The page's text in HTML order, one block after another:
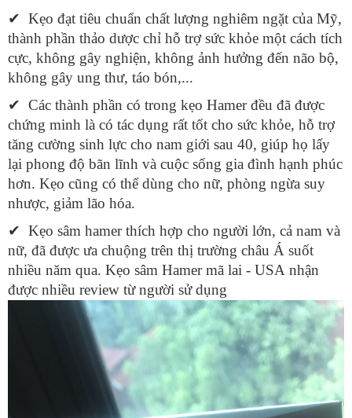
✔ Kẹo đạt tiêu chuẩn chất lượng nghiêm ngặt của Mỹ,
thành phần thảo dược chỉ hỗ trợ sức khỏe một cách tích
cực, không gây nghiện, không ảnh hưởng đến não bộ,
không gây ung thư, táo bón,...
✔ Các thành phần có trong kẹo Hamer đều đã được
chứng minh là có tác dụng rất tốt cho sức khỏe, hỗ trợ
tăng cường sinh lực cho nam giới sau 40, giúp họ lấy
lại phong độ bãn lĩnh và cuộc sống gia đình hạnh phúc
hơn. Kẹo cũng có thể dùng cho nữ, phòng ngừa suy
nhược, giảm lão hóa.
✔ Kẹo sâm hamer thích hợp cho người lớn, cả nam và
nữ, đã được ưa chuộng trên thị trường châu Á suốt
nhiều năm qua. Kẹo sâm Hamer mã lai - USA nhận
được nhiều review từ người sử dụng